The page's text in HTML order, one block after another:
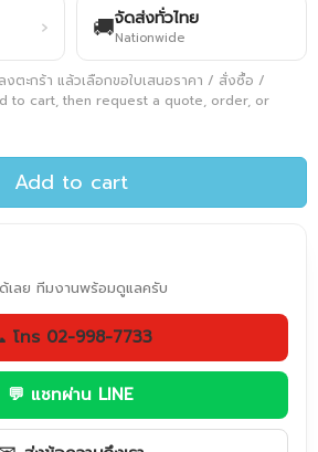
› 🚚จัดส่งทั่วไทย
Nationwide
ตะกร้า แล้วเลือกขอใบเสนอราคา / สั่งซื้อ /
to cart, then request a quote, order, or
Add to cart
เลย ทีมงานพร้อมดูแลครับ
โทร 02-998-7733
💬 แชทผ่าน LINE